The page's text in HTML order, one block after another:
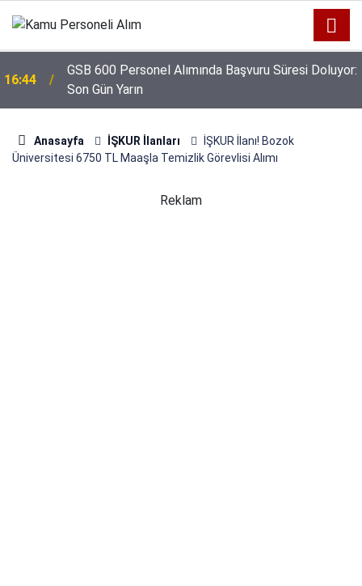
16:44
GSB 600 Personel Alımında Başvuru Süresi Doluyor:
Son Gün Yarın
Anasayfa İŞKUR İlanları
İŞKUR İlanı! Bozok
Üniversitesi 6750 TL Maaşla Temizlik Görevlisi Alımı
Reklam